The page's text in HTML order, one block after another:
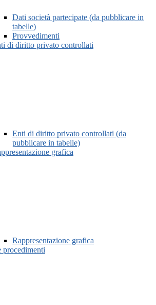
Dati società partecipate (da pubblicare in
tabelle)
Provvedimenti
di diritto privato controllati
Enti di diritto privato controllati (da
pubblicare in tabelle)
grafica
Rappresentazione grafica
procedimenti